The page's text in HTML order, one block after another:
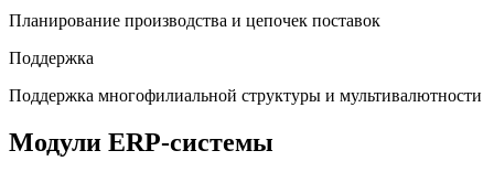
Планирование производства и цепочек поставок
Поддержка
Поддержка многофилиальной структуры и мультивалютности
Модули ERP-системы